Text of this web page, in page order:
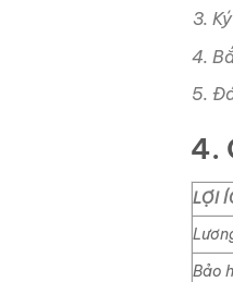
4.
LỢI
Bảo